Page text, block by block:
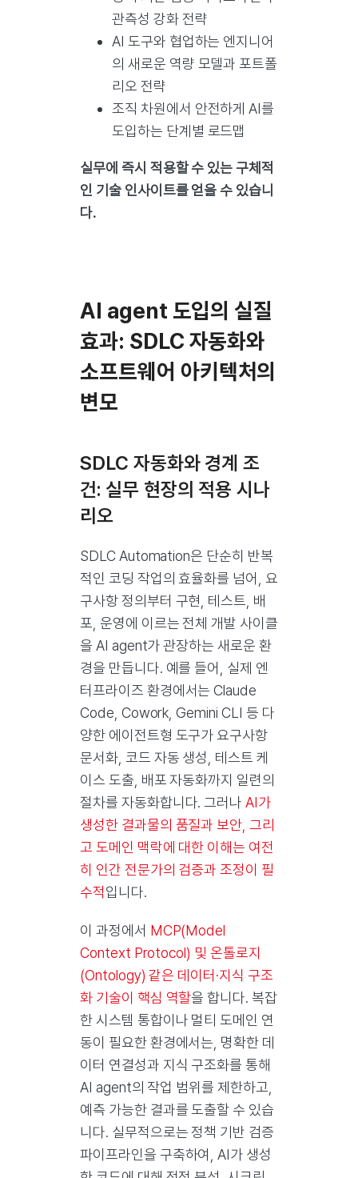
관측성 강화 전략
AI 도구와 협업하는 엔지니어
의 새로운 역량 모델과 포트폴
리오 전략
조직 차원에서 안전하게 AI를
도입하는 단계별 로드맵
실무에 즉시 적용할 수 있는 구체적
인 기술 인사이트를 얻을 수 있습니
다.
AI agent 도입의 실질
효과: SDLC 자동화와
소프트웨어 아키텍처의
변모
SDLC 자동화와 경계 조
건: 실무 현장의 적용 시나
리오
SDLC Automation은 단순히 반복
적인 코딩 작업의 효율화를 넘어, 요
구사항 정의부터 구현, 테스트, 배
포, 운영에 이르는 전체 개발 사이클
을 AI agent가 관장하는 새로운 환
경을 만듭니다. 예를 들어, 실제 엔
터프라이즈 환경에서는 Claude
Code, Cowork, Gemini CLI 등 다
양한 에이전트형 도구가 요구사항
문서화, 코드 자동 생성, 테스트 케
이스 도출, 배포 자동화까지 일련의
절차를 자동화합니다. 그러나 AI가
생성한 결과물의 품질과 보안, 그리
고 도메인 맥락에 대한 이해는 여전
히 인간 전문가의 검증과 조정이 필
수적입니다.
이 과정에서 MCP(Model
Context Protocol) 및 온톨로지
(Ontology) 같은 데이터·지식 구조
화 기술이 핵심 역할을 합니다. 복잡
한 시스템 통합이나 멀티 도메인 연
동이 필요한 환경에서는, 명확한 데
이터 연결성과 지식 구조화를 통해
AI agent의 작업 범위를 제한하고,
예측 가능한 결과를 도출할 수 있습
니다. 실무적으로는 정책 기반 검증
파이프라인을 구축하여, AI가 생성